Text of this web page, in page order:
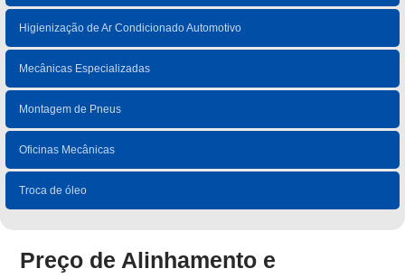
Higienização de Ar Condicionado Automotivo
Mecânicas Especializadas
Montagem de Pneus
Oficinas Mecânicas
Troca de óleo
Preço de Alinhamento e